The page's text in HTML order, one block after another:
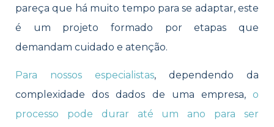
pareça que há muito tempo para se adaptar, este
é um projeto formado por etapas que
demandam cuidado e atenção.
Para nossos especialistas, dependendo da
complexidade dos dados de uma empresa, o
processo pode durar até um ano para ser